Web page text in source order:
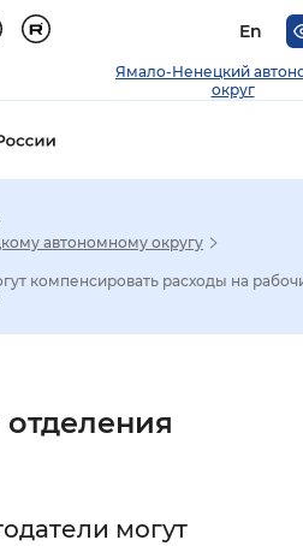
En
Ямало-Ненецкий
округ
отображения
С засечками
автономному округу
компенсировать расходы на
могут